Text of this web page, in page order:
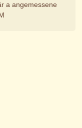
a angemessene